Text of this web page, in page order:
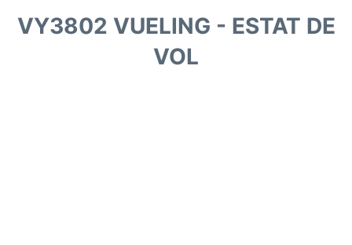
VY3802 VUELING - ESTAT DE
VOL